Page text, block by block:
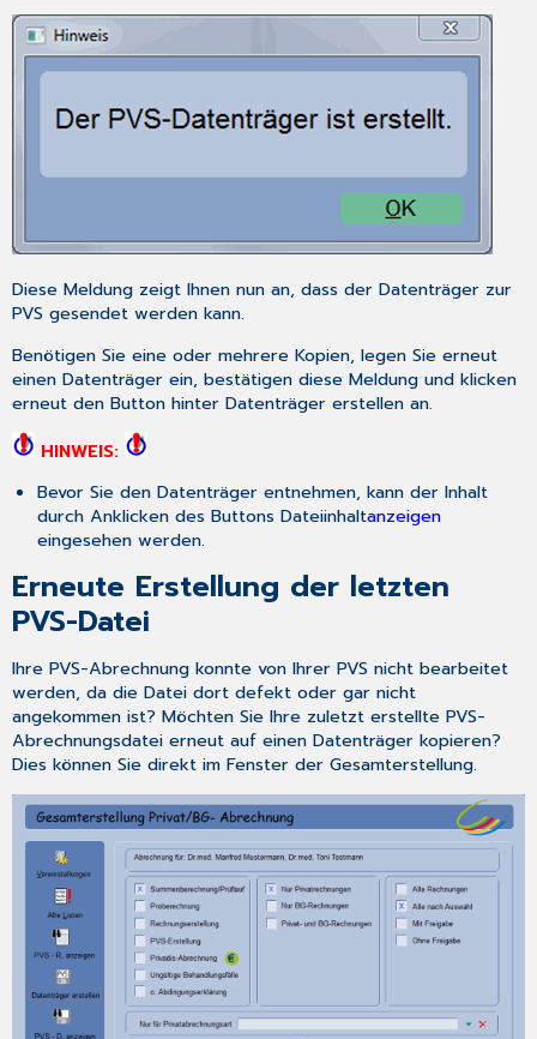
Diese Meldung zeigt Ihnen nun an, dass der Datenträger zur
PVS gesendet werden kann.
Benötigen Sie eine oder mehrere Kopien, legen Sie erneut
einen Datenträger ein, bestätigen diese Meldung und klicken
erneut den Button hinterDatenträger erstellen an.
HINWEIS:
Bevor Sie den Datenträger entnehmen, kann der Inhalt
durch Anklicken des Buttons Dateiinhaltanzeigen
eingesehen werden.
Erneute Erstellung der letzten
PVS-Datei
Ihre PVS-Abrechnung konnte von Ihrer PVS nicht bearbeitet
werden, da die Datei dort defekt oder gar nicht
angekommen ist? Möchten Sie Ihre zuletzt erstellte PVS-
Abrechnungsdatei erneut auf einen Datenträger kopieren?
Dies können Sie direkt im Fenster der Gesamterstellung.